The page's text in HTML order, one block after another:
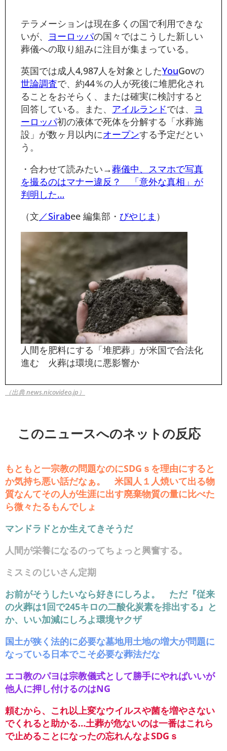
テラメーションは現在多くの国で利用できな
いが、 ヨーロッパの国々ではこうした新しい
葬儀への取り組みに注目が集まっている。
英国では成人4,987人を対象としたYouGovの
世論調査で、約44％の人が死後に堆肥化され
ることをおそらく、または確実に検討すると
回答している。また、 アイルランドでは、 ヨ
ーロッパ初の液体で死体を分解する「水葬施
設」が数ヶ月以内にオープンする予定だとい
う。
・合わせて読みたい→葬儀中、スマホで写真
を撮るのはマナー違反？ 「意外な真相」が
判明した…
（文／Sirabee 編集部・ びやじま ）
人間を肥料にする「堆肥葬」が米国で合法化
進む 火葬は環境に悪影響か
（出典 news.nicovideo.jp）
このニュースへのネットの反応
もともと一宗教の問題なのにSDGｓを理由にすると
か気持ち悪い話だなぁ。 米国人１人焼いて出る物
質なんてその人が生涯に出す廃棄物質の量に比べた
ら微々たるもんでしょ
マンドラドとか生えてきそうだ
人間が栄養になるのってちょっと興奮する。
ミスミのじいさん定期
お前がそうしたいなら好きにしろよ。 ただ『従来
の火葬は1回で245キロの二酸化炭素を排出する』と
か、いい加減にしろよ環境ヤクザ
国土が狭く法的に必要な墓地用土地の増大が問題に
なっている日本でこそ必要な葬法だな
エコ教のパヨは宗教儀式として勝手にやればいいが
他人に押し付けるのはNG
頼むから、これ以上変なウイルスや菌を増やさない
でくれると助かる…土葬が危ないのは一番はこれら
で止めることになったの忘れんなよSDGｓ